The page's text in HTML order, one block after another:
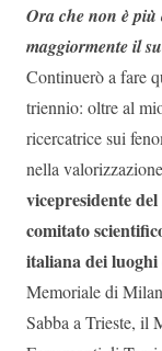
Ora che non è più
maggiormente il
Continuerò a fare
triennio: oltre al
ricercatrice sui
nella
vicepresidente
comitato
italiana dei
Memoriale di
Sabba a Trieste, il